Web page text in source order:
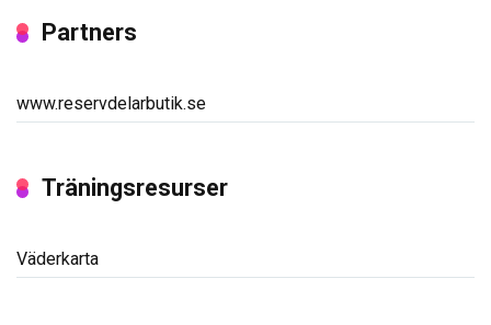
Partners
www.reservdelarbutik.se
Träningsresurser
Väderkarta